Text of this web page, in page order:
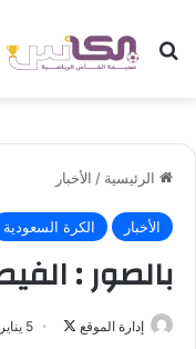
بحث عن
الرئيسية / الأخبار
الأخبار الكرة السعودية
بالصور :
إدارة الموقع 5 يناير، 2017